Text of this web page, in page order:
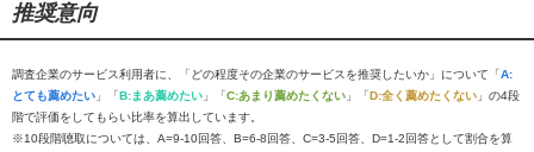
推奨意向
調査企業のサービス利用者に、「どの程度その企業のサービスを推奨したいか」について「A:
とても薦めたい 」「B:まあ薦めたい 」「C:あまり薦めたくない 」「D:全く薦めたくない 」の4段
階で評価をしてもらい比率を算出しています。
※10段階聴取については、A=9-10回答、B=6-8回答、C=3-5回答、D=1-2回答として割合を算